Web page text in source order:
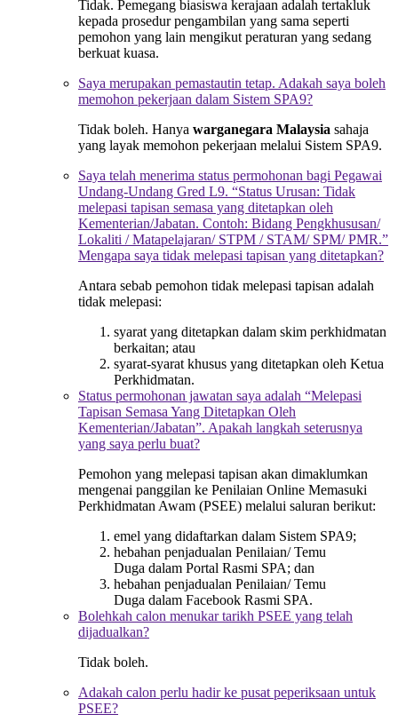
Tidak. Pemegang biasiswa kerajaan adalah tertakluk
kepada prosedur pengambilan yang sama seperti
pemohon yang lain mengikut peraturan yang sedang
berkuat kuasa.
Saya merupakan pemastautin tetap. Adakah saya boleh
memohon pekerjaan dalam Sistem SPA9?
Tidak boleh. Hanya warganegara Malaysia sahaja
yang layak memohon pekerjaan melalui Sistem SPA9.
Saya telah menerima status permohonan bagi Pegawai
Undang-Undang Gred L9. “Status Urusan: Tidak
melepasi tapisan semasa yang ditetapkan oleh
Kementerian/Jabatan. Contoh: Bidang Pengkhususan/
Lokaliti / Matapelajaran/ STPM / STAM/ SPM/ PMR.”
Mengapa saya tidak melepasi tapisan yang ditetapkan?
Antara sebab pemohon tidak melepasi tapisan adalah
tidak melepasi:
syarat yang ditetapkan dalam skim perkhidmatan
berkaitan; atau
syarat-syarat khusus yang ditetapkan oleh Ketua
Perkhidmatan.
Status permohonan jawatan saya adalah “Melepasi
Tapisan Semasa Yang Ditetapkan Oleh
Kementerian/Jabatan”. Apakah langkah seterusnya
yang saya perlu buat?
Pemohon yang melepasi tapisan akan dimaklumkan
mengenai panggilan ke Penilaian Online Memasuki
Perkhidmatan Awam (PSEE) melalui saluran berikut:
emel yang didaftarkan dalam Sistem SPA9;
hebahan penjadualan Penilaian/ Temu
Duga dalam Portal Rasmi SPA; dan
hebahan penjadualan Penilaian/ Temu
Duga dalam Facebook Rasmi SPA.
Bolehkah calon menukar tarikh PSEE yang telah
dijadualkan?
Tidak boleh.
Adakah calon perlu hadir ke pusat peperiksaan untuk
PSEE?